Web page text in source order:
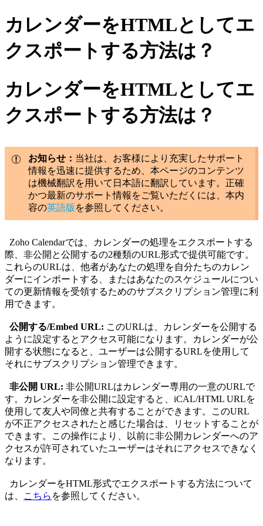
カレンダーをHTMLとしてエ
クスポートする方法は？
カレンダーをHTMLとしてエ
クスポートする方法は？
お知らせ： 当社は、お客様により充実したサポート
情報を迅速に提供するため、本ページのコンテンツ
は機械翻訳を用いて日本語に翻訳しています。正確
かつ最新のサポート情報をご覧いただくには、本内
容の英語版 を参照してください。
Zoho Calendarでは、カレンダーの処理をエクスポートする
際、非公開と公開するの2種類のURL形式で提供可能です。
これらのURLは、他者があなたの処理を自分たちのカレン
ダーにインポートする、またはあなたのスケジュールについ
ての更新情報を受領するためのサブスクリプション管理に利
用できます。
公開する/Embed URL: このURLは、カレンダーを公開する
ように設定するとアクセス可能になります。カレンダーが公
開する状態になると、ユーザーは公開するURLを使用して
それにサブスクリプション管理できます。
非公開 URL: 非公開URLはカレンダー専用の一意のURLで
す。カレンダーを非公開に設定すると、iCAL/HTML URLを
使用して友人や同僚と共有することができます。このURL
が不正アクセスされたと感じた場合は、リセットすることが
できます。この操作により、以前に非公開カレンダーへのア
クセスが許可されていたユーザーはそれにアクセスできなく
なります。
カレンダーをHTML形式でエクスポートする方法について
は、
こちら を参照してください。